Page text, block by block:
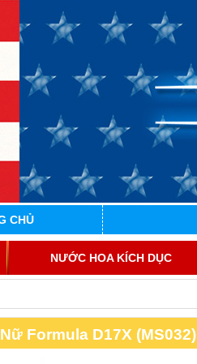
CHỦ
NƯỚC HOA KÍCH DỤC
Formula D17X (MS032)